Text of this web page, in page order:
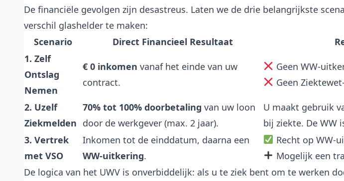
De financiële gevolgen zijn desastreus. Laten we de drie belangrijkste
verschil glashelder te maken:
Scenario
Direct Financieel Resultaat
1. Zelf
Ontslag
Nemen
€ 0 inkomen vanaf het einde van uw
contract.
Geen WW-
Geen
2. Uzelf
Ziekmelden
70% tot 100% doorbetaling van uw loon
door de werkgever (max. 2 jaar).
U maakt gebruik
bij ziekte. De WW
3. Vertrek
met VSO
Inkomen tot de einddatum, daarna een
WW-uitkering.
Recht op WW-
Mogelijk een
De logica van het UWV is onverbiddelijk: als u te ziek bent om te werken